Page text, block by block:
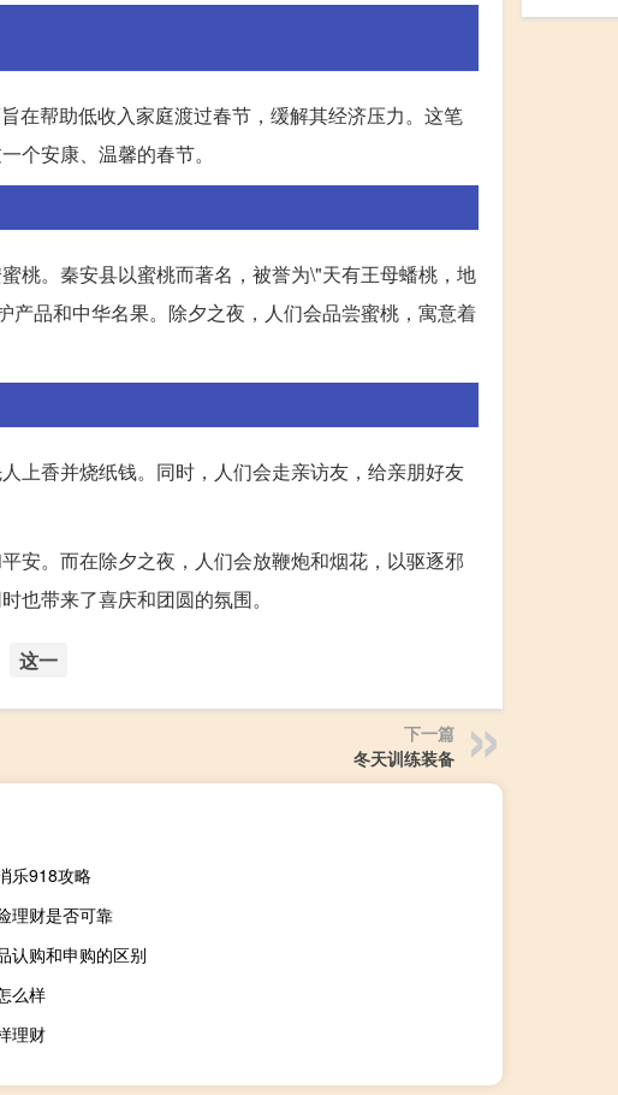
在帮助低收入家庭渡过春节，缓解其经济压力。这笔
个安康、温馨的春节。
桃。秦安县以蜜桃而著名，被誉为\"天有王母蟠桃，地
品和中华名果。除夕之夜，人们会品尝蜜桃，寓意着
上香并烧纸钱。同时，人们会走亲访友，给亲朋好友
安。而在除夕之夜，人们会放鞭炮和烟花，以驱逐邪
也带来了喜庆和团圆的氛围。
这一
下一篇
冬天训练装备
乐918攻略
理财是否可靠
认购和申购的区别
么样
理财